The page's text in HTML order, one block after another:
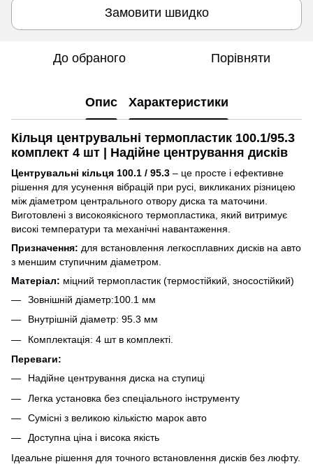
Замовити швидко
До обраного Порівняти
Опис Характеристики
Кільця центрувальні термопластик 100.1/95.3
комплект 4 шт | Надійне центрування дисків
Центрувальні кільця 100.1 / 95.3 – це просте і ефективне
рішення для усунення вібрацій при русі, викликаних різницею
між діаметром центрального отвору диска та маточини.
Виготовлені з високоякісного термопластика, який витримує
високі температури та механічні навантаження.
Призначення: для встановлення легкосплавних дисків на авто
з меншим ступичним діаметром.
Матеріал: міцний термопластик (термостійкий, зносостійкий)
Зовнішній діаметр:100.1 мм
Внутрішній діаметр: 95.3 мм
Комплектація: 4 шт в комплекті.
Переваги:
Надійне центрування диска на ступиці
Легка установка без спеціального інструменту
Сумісні з великою кількістю марок авто
Доступна ціна і висока якість
Ідеальне рішення для точного встановлення дисків без люфту.